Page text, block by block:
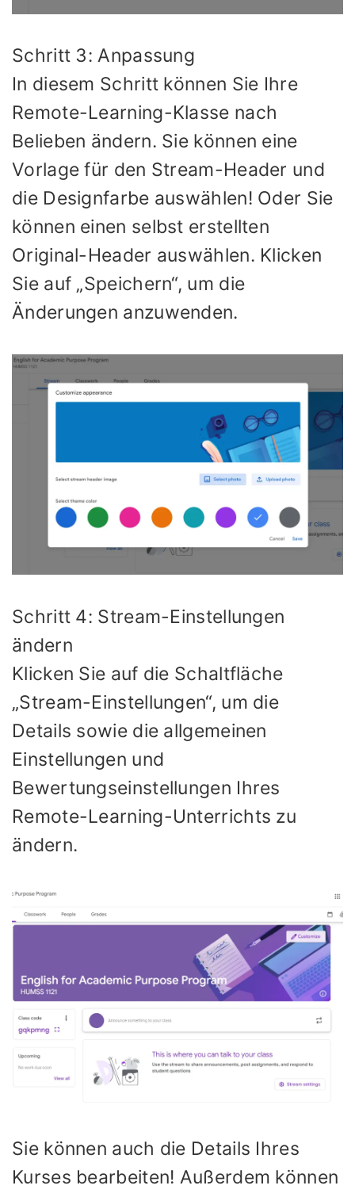
Schritt 3: Anpassung
In diesem Schritt können Sie Ihre
Remote-Learning-Klasse nach
Belieben ändern. Sie können eine
Vorlage für den Stream-Header und
die Designfarbe auswählen! Oder Sie
können einen selbst erstellten
Original-Header auswählen. Klicken
Sie auf „Speichern“, um die
Änderungen anzuwenden.
Schritt 4: Stream-Einstellungen
ändern
Klicken Sie auf die Schaltfläche
„Stream-Einstellungen“, um die
Details sowie die allgemeinen
Einstellungen und
Bewertungseinstellungen Ihres
Remote-Learning-Unterrichts zu
ändern.
Sie können auch die Details Ihres
Kurses bearbeiten! Außerdem können